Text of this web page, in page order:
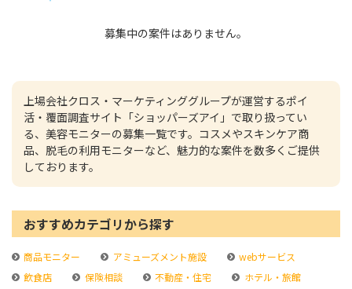
募集中の案件はありません。
上場会社クロス・マーケティンググループが運営するポイ
活・覆面調査サイト「ショッパーズアイ」で取り扱ってい
る、美容モニターの募集一覧です。コスメやスキンケア商
品、脱毛の利用モニターなど、魅力的な案件を数多くご提供
しております。
おすすめカテゴリから探す
商品モニター アミューズメント施設
webサービス
飲食店
保険相談 不動産・住宅
ホテル・旅館